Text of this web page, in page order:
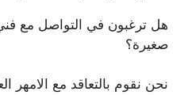
هل ترغبون في التواصل مع
صغيرة؟
نحن نقوم بالتعاقد مع